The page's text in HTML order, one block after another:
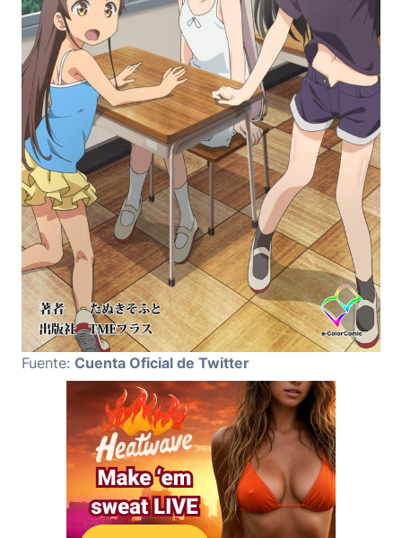
Fuente: Cuenta Oficial de Twitter